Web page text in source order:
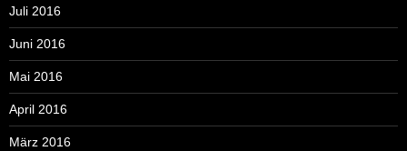
Juli 2016
Juni 2016
Mai 2016
April 2016
März 2016